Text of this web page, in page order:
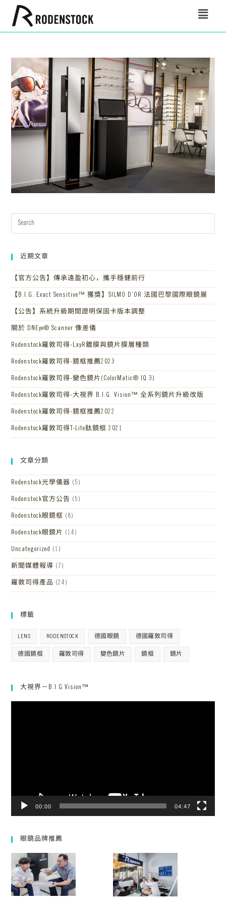
近期文章
【官方公告】傳承遠盈初心，攜手穩健前行
【B.I.G. Exact Sensitive™ 獲獎】SILMO D’OR 法國巴黎國際眼鏡展
【公告】系統升級期間證明保固卡版本調整
關於 DNEye® Scanner 像差儀
Rodenstock羅敦司得-LayR鍍膜與鏡片膜層種類
Rodenstock羅敦司得-鏡框推薦2023
Rodenstock羅敦司得-變色鏡片(ColorMatic® IQ 3)
Rodenstock羅敦司得-大視界 B.I.G. Vision™ 全系列鏡片升級改版
Rodenstock羅敦司得-鏡框推薦2022
Rodenstock羅敦司得T-Lite鈦鏡框 2021
文章分類
Rodenstock光學儀器 (5)
Rodenstock官方公告 (5)
Rodenstock眼鏡框 (8)
Rodenstock眼鏡片 (14)
Uncategorized (1)
新聞媒體報導 (7)
羅敦司得產品 (24)
標籤
LENS RODENSTOCK 德國眼鏡 德國羅敦司得
德國鏡框 羅敦司得 變色鏡片 鏡框 鏡片
大視界－B.I.G Vision™
00:00 04:47
眼鏡品牌推薦